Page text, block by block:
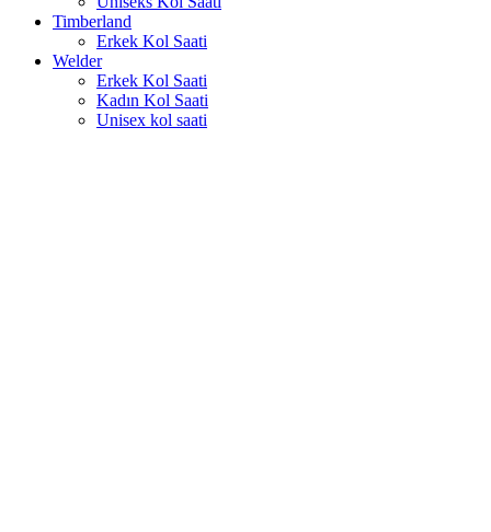
Timberland
Erkek Kol Saati
Welder
Erkek Kol Saati
Kadın Kol Saati
Unisex kol saati